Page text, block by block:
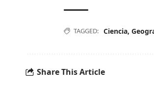
TAGGED: Ciencia,
Share This Article